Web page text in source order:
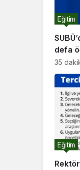
defa
Eğitim
35
Rektör
Eğitim